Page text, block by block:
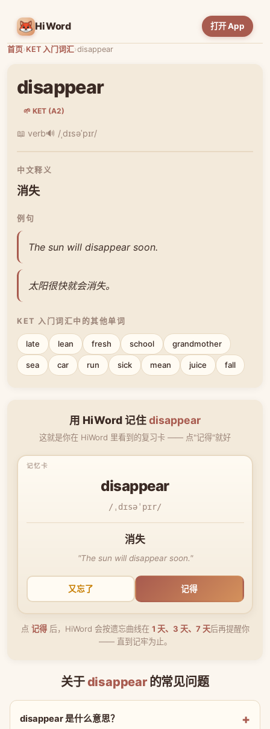
HiWord 打开 App
首页›KET 入门词汇›disappear
disappear
🌱 KET (A2)
📖 verb🔊 /ˌdɪsəˈpɪr/
中文释义
消失
例句
The sun will disappear soon.
太阳很快就会消失。
KET 入门词汇中的其他单词
late lean fresh school grandmother
sea car run sick mean juice fall
用 HiWord 记住disappear
这就是你在 HiWord 里看到的复习卡 —— 点"记得"就好
disappear
/ˌdɪsəˈpɪr/
消失
"The sun will disappear soon."
又忘了 记得
点 记得后，HiWord 会按遗忘曲线在 1 天、3 天、7 天后再提醒你
—— 直到记牢为止。
关于disappear的常见问题
disappear 是什么意思？